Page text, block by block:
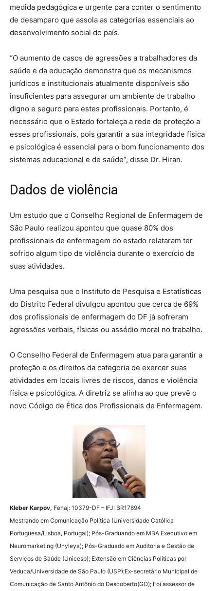
medida pedagógica e urgente para conter o sentimento
de desamparo que assola as categorias essenciais ao
desenvolvimento social do país.
“O aumento de casos de agressões a trabalhadores da
saúde e da educação demonstra que os mecanismos
jurídicos e institucionais atualmente disponíveis são
insuficientes para assegurar um ambiente de trabalho
digno e seguro para estes profissionais. Portanto, é
necessário que o Estado fortaleça a rede de proteção a
esses profissionais, pois garantir a sua integridade física
e psicológica é essencial para o bom funcionamento dos
sistemas educacional e de saúde”, disse Dr. Hiran.
Dados de violência
Um estudo que o Conselho Regional de Enfermagem de
São Paulo realizou apontou que quase 80% dos
profissionais de enfermagem do estado relataram ter
sofrido algum tipo de violência durante o exercício de
suas atividades.
Uma pesquisa que o Instituto de Pesquisa e Estatísticas
do Distrito Federal divulgou apontou que cerca de 69%
dos profissionais de enfermagem do DF já sofreram
agressões verbais, físicas ou assédio moral no trabalho.
O Conselho Federal de Enfermagem atua para garantir a
proteção e os direitos da categoria de exercer suas
atividades em locais livres de riscos, danos e violência
física e psicológica. A diretriz se alinha ao que prevê o
novo Código de Ética dos Profissionais de Enfermagem.
Kleber Karpov, Fenaj: 10379-DF – IFJ: BR17894
Mestrando em Comunicação Política (Universidade Católica
Portuguesa/Lisboa, Portugal); Pós-Graduando em MBA Executivo em
Neuromarketing (Unyleya); Pós-Graduado em Auditoria e Gestão de
Serviços de Saúde (Unicesp); Extensão em Ciências Políticas por
Veduca/Universidade de São Paulo (USP);Ex-secretário Municipal de
Comunicação de Santo Antônio do Descoberto(GO); Foi assessor de